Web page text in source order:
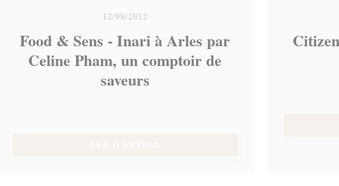
12/08/2022
Food & Sens - Inari à Arles par
Celine Pham, un comptoir de
saveurs